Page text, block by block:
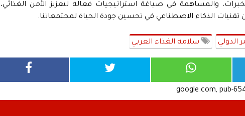
والمساهمة في صياغة استراتيجيات فعالة لتعزيز الأمن الغذائي،
تقنيات الذكاء الاصطناعي في تحسين جودة الحياة لمجتمعاتنا.
الدولي سلامة الغذاء العربي
google.com, pub-